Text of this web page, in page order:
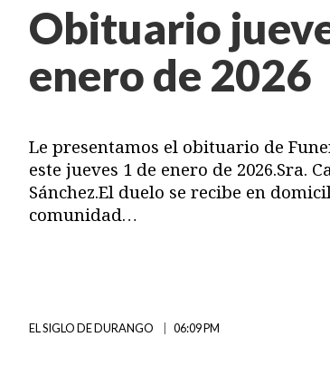
Obituario
enero de 2026
Le presentamos el obituario de
este jueves 1 de enero de 2026.Sra.
Sánchez.El duelo se recibe en
comunidad…
EL SIGLO DE DURANGO 06:09 PM